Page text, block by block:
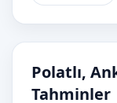
Polatlı,
Tahminler